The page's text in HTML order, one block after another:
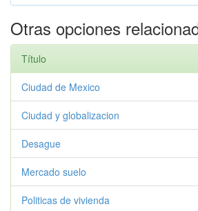
Otras opciones
Título
Ciudad de Mexico
Ciudad y globalizacion
Desague
Mercado suelo
Politicas de vivienda